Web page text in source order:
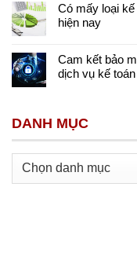
Có mấy loại
hiện nay
Cam kết bảo
dịch vụ kế toán
DANH MỤC
Danh